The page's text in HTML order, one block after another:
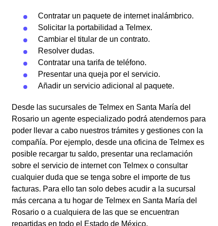
Contratar un paquete de internet inalámbrico.
Solicitar la portabilidad a Telmex.
Cambiar el titular de un contrato.
Resolver dudas.
Contratar una tarifa de teléfono.
Presentar una queja por el servicio.
Añadir un servicio adicional al paquete.
Desde las sucursales de Telmex en Santa María del
Rosario un agente especializado podrá atendernos para
poder llevar a cabo nuestros trámites y gestiones con la
compañía. Por ejemplo, desde una oficina de Telmex es
posible recargar tu saldo, presentar una reclamación
sobre el servicio de internet con Telmex o consultar
cualquier duda que se tenga sobre el importe de tus
facturas. Para ello tan solo debes acudir a la sucursal
más cercana a tu hogar de Telmex en Santa María del
Rosario o a cualquiera de las que se encuentran
repartidas en todo el Estado de México.